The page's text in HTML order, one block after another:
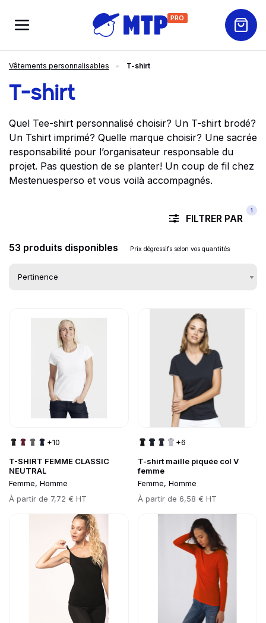
PRO
Vêtements personnalisables T-shirt
T-shirt
Quel Tee-shirt personnalisé choisir? Un T-shirt brodé?
Un Tshirt imprimé? Quelle marque choisir? Une sacrée
responsabilité pour l’organisateur responsable du
projet. Pas question de se planter! Un coup de fil chez
Mestenuesperso et vous voilà accompagnés.
53 produits disponibles Prix dégressifs selon vos quantités
Liste des produits
T-SHIRT FEMME CLASSIC
NEUTRAL
Femme, Homme
Prix
À partir de 7,72 € HT
+10
T-shirt maille piquée col V
femme
Femme, Homme
Prix
À partir de 6,58 € HT
+6
Go to product page
Go to product page Go to product page
FILTRER PAR
1